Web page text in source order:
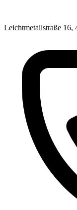
Leichtmetallstraße 16,